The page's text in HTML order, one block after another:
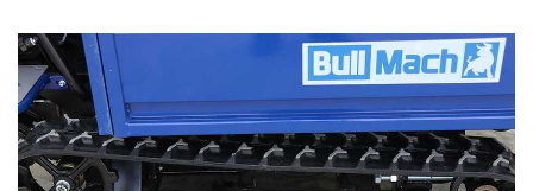
O
Officine Savioli
Oliviero
Olix
OMA